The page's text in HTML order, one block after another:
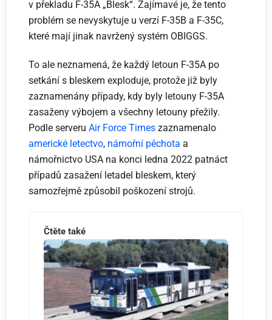
v překladu F-35A „Blesk“. Zajímavé je, že tento
problém se nevyskytuje u verzí F-35B a F-35C,
které mají jinak navržený systém OBIGGS.
To ale neznamená, že každý letoun F-35A po
setkání s bleskem exploduje, protože již byly
zaznamenány případy, kdy byly letouny F-35A
zasaženy výbojem a všechny letouny přežily.
Podle serveruAir Force Times zaznamenalo
americké letectvo, námořní pěchota a
námořnictvo USA na konci ledna 2022 patnáct
případů zasažení letadel bleskem, který
samozřejmě způsobil poškození strojů.
Čtěte také